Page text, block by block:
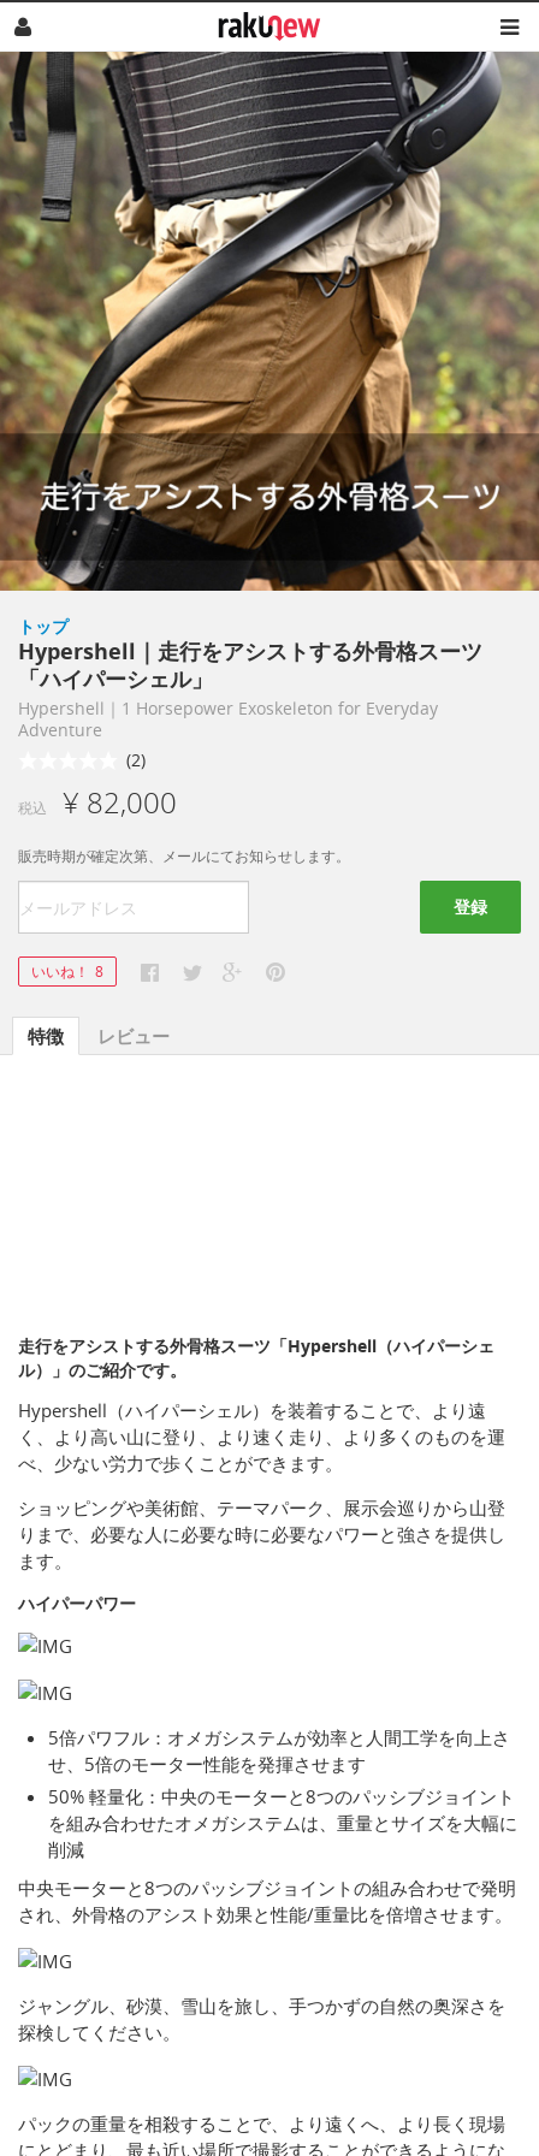
トップ
Hypershell｜走行をアシストする外骨格スーツ
「ハイパーシェル」
Hypershell｜1 Horsepower Exoskeleton for Everyday
Adventure
(2)
税込 ¥ 82,000
販売時期が確定次第、メールにてお知らせします。
登録
いいね！ 8
特徴 レビュー
走行をアシストする外骨格スーツ「Hypershell（ハイパーシェ
ル）」のご紹介です。
Hypershell（ハイパーシェル）を装着することで、より遠
く、より高い山に登り、より速く走り、より多くのものを運
べ、少ない労力で歩くことができます。
ショッピングや美術館、テーマパーク、展示会巡りから山登
りまで、必要な人に必要な時に必要なパワーと強さを提供し
ます。
ハイパーパワー
5倍パワフル：オメガシステムが効率と人間工学を向上さ
せ、5倍のモーター性能を発揮させます
50% 軽量化：中央のモーターと8つのパッシブジョイント
を組み合わせたオメガシステムは、重量とサイズを大幅に
削減
中央モーターと8つのパッシブジョイントの組み合わせで発明
され、外骨格のアシスト効果と性能/重量比を倍増させます。
ジャングル、砂漠、雪山を旅し、手つかずの自然の奥深さを
探検してください。
パックの重量を相殺することで、より遠くへ、より長く現場
にとどまり、最も近い場所で撮影することができるようにな